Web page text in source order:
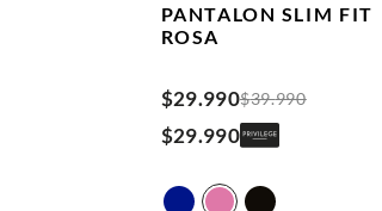
PANTALON SLIM FIT
ROSA
$29.990$39.990
$29.990